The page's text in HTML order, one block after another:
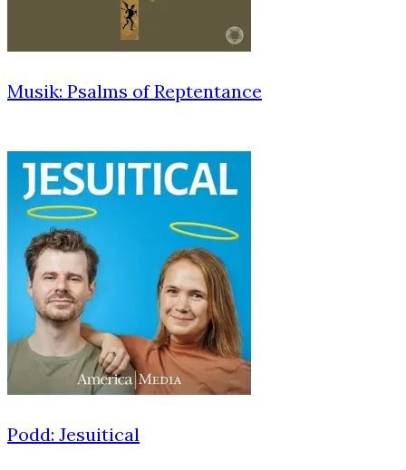
Musik: Psalms of Reptentance
Podd: Jesuitical